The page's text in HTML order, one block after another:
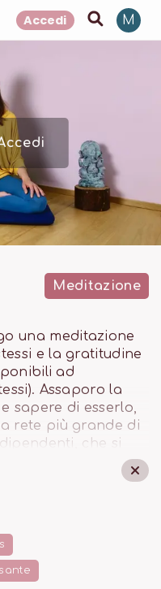
Accedi M
Meditazione
una meditazione
e la gratitudine
ad
Assaporo la
sapere di esserlo,
rete più grande di
che si
E lascio
penso di essere
che la